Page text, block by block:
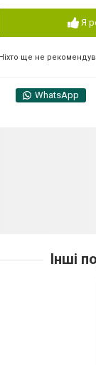
Я
Ніхто ще не
WhatsApp
Інші